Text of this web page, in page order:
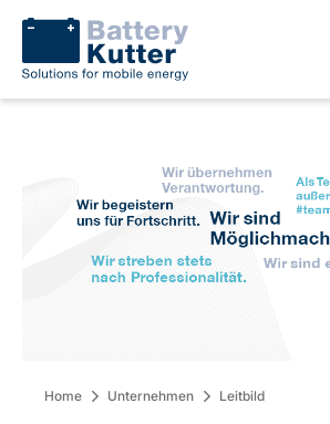
Home Unternehmen Leitbild